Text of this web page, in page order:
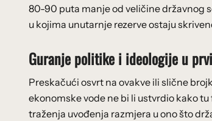
80-90 puta manje od veličine državnog
u kojima unutarnje rezerve ostaju
Guranje politike i ideologije u
Preskačući osvrt na ovakve ili slične
ekonomske vode ne bi li ustvrdio kako
traženja uvođenja razmjera u ono što